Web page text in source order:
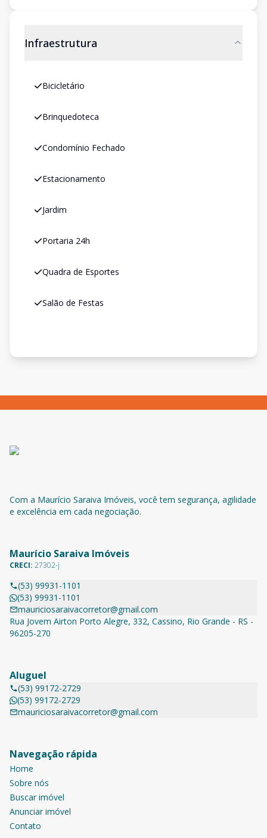
Infraestrutura
Bicicletário
Brinquedoteca
Condomínio Fechado
Estacionamento
Jardim
Portaria 24h
Quadra de Esportes
Salão de Festas
Com a Maurício Saraiva Imóveis, você tem segurança, agilidade
e excelência em cada negociação.
Maurício Saraiva Imóveis
CRECI: 27302-j
(53) 99931-1101
(53) 99931-1101
mauriciosaraivacorretor@gmail.com
Rua Jovem Airton Porto Alegre, 332, Cassino, Rio Grande - RS -
96205-270
Aluguel
(53) 99172-2729
(53) 99172-2729
mauriciosaraivacorretor@gmail.com
Navegação rápida
Home
Sobre nós
Buscar imóvel
Anunciar imóvel
Contato